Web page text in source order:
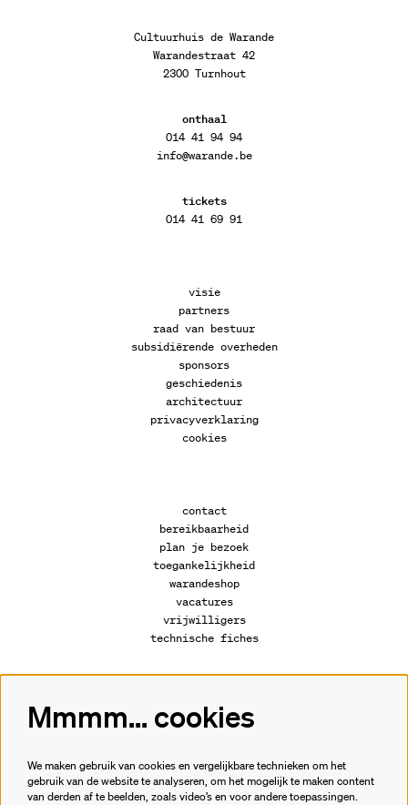
Cultuurhuis de Warande
Warandestraat 42
2300 Turnhout
onthaal
014 41 94 94
info@warande.be
tickets
014 41 69 91
visie
partners
raad van bestuur
subsidiërende overheden
sponsors
geschiedenis
architectuur
privacyverklaring
cookies
contact
bereikbaarheid
plan je bezoek
toegankelijkheid
warandeshop
vacatures
vrijwilligers
technische fiches
Volg ons
Meld je aan voor de nieuwsbrief.
Mmmm... cookies
We maken gebruik van cookies en vergelijkbare technieken om het
gebruik van de website te analyseren, om het mogelijk te maken content
van derden af te beelden, zoals video’s en voor andere toepassingen.